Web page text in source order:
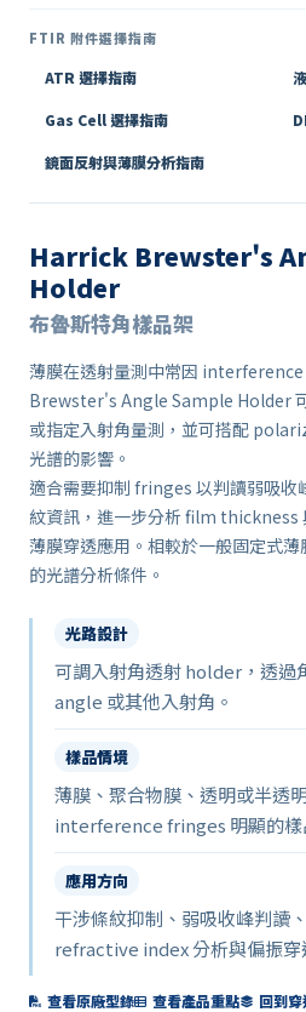
FTIR 附件選擇指南
ATR 選擇指南
Gas Cell 選擇指南
鏡面反射與薄膜分析指南
Harrick Brewster's
Holder
布魯斯特角樣品架
薄膜在透射量測中常因
Brewster's Angle Sample Holder
或指定入射角量測，並可搭配
光譜的影響。
適合需要抑制 fringes 以判讀弱吸收
紋資訊，進一步分析 film
薄膜穿透應用。相較於一般固定式
的光譜分析條件。
光路設計
可調入射角透射 holder，透
angle 或其他入射角。
樣品情境
薄膜、聚合物膜、透明或半透
interference fringes 明顯的樣
應用方向
干涉條紋抑制、弱吸收峰判讀
refractive index 分析與偏振穿
查看原廠型錄 查看產品重點 回到